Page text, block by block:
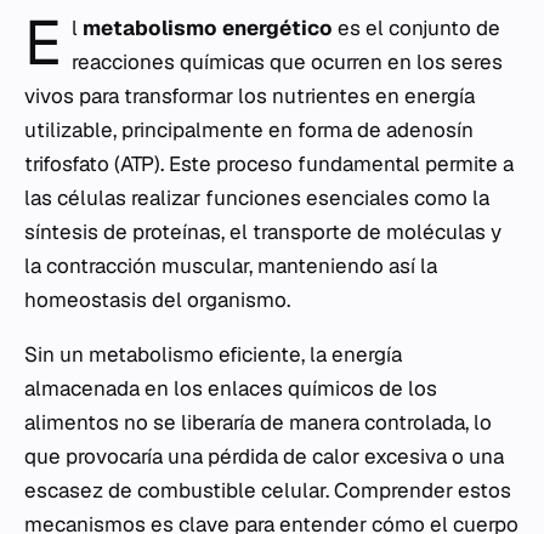
E l metabolismo energético es el conjunto de
reacciones químicas que ocurren en los seres
vivos para transformar los nutrientes en energía
utilizable, principalmente en forma de adenosín
trifosfato (ATP). Este proceso fundamental permite a
las células realizar funciones esenciales como la
síntesis de proteínas, el transporte de moléculas y
la contracción muscular, manteniendo así la
homeostasis del organismo.
Sin un metabolismo eficiente, la energía
almacenada en los enlaces químicos de los
alimentos no se liberaría de manera controlada, lo
que provocaría una pérdida de calor excesiva o una
escasez de combustible celular. Comprender estos
mecanismos es clave para entender cómo el cuerpo